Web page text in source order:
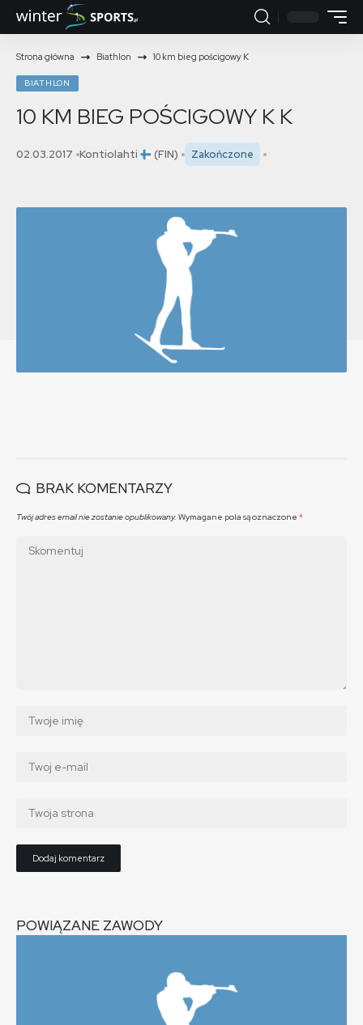
Strona główna Biathlon 10 km bieg pościgowy K
BIATHLON
10 KM BIEG POŚCIGOWY K K
02.03.2017 Kontiolahti (FIN) Zakończone
BRAK KOMENTARZY
Twój adres email nie zostanie opublikowany. Wymagane pola są oznaczone *
POWIĄZANE ZAWODY